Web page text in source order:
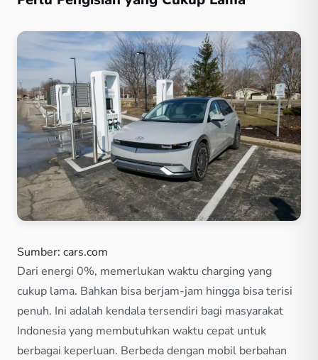
Sumber: cars.com
Dari energi 0%, memerlukan waktu charging yang
cukup lama. Bahkan bisa berjam-jam hingga bisa terisi
penuh. Ini adalah kendala tersendiri bagi masyarakat
Indonesia yang membutuhkan waktu cepat untuk
berbagai keperluan. Berbeda dengan mobil berbahan